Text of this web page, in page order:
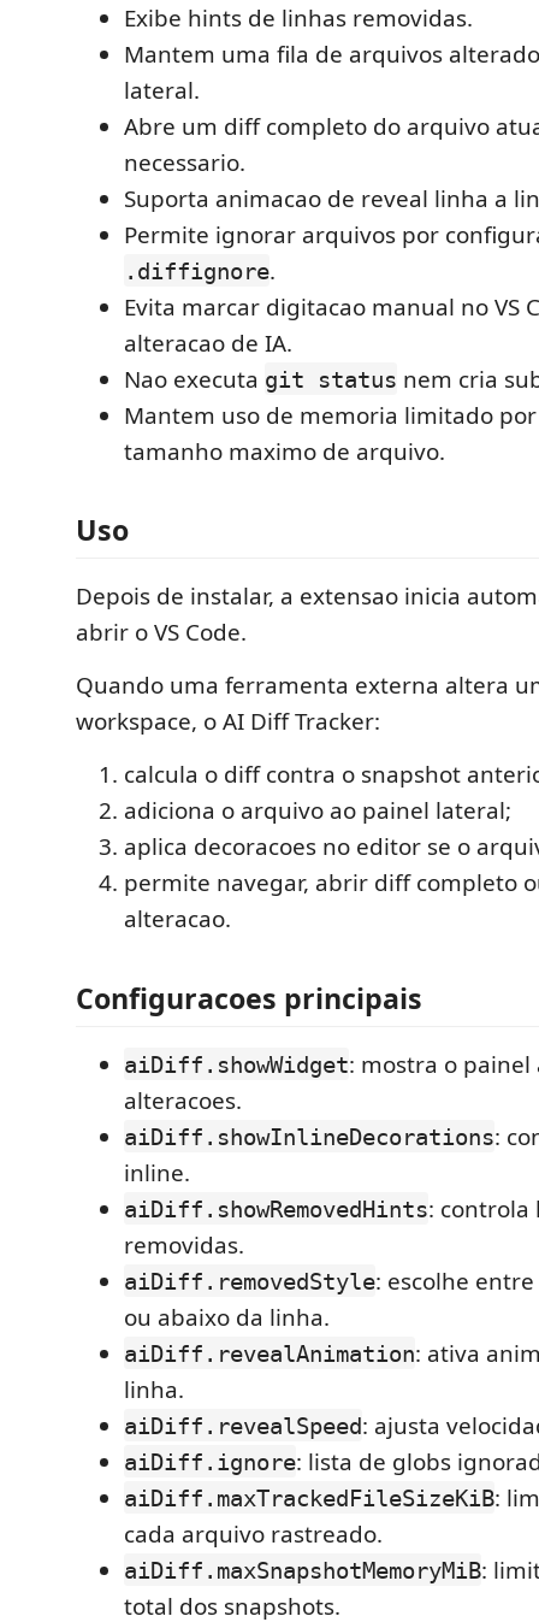
Exibe hints de linhas removidas.
Mantem uma fila de arquivos
lateral.
Abre um diff completo do arquivo
necessario.
Suporta animacao de reveal linha a
Permite ignorar arquivos por
.diffignore.
Evita marcar digitacao manual no VS
alteracao de IA.
Nao executa git status nem cria
Mantem uso de memoria limitado por
tamanho maximo de arquivo.
Uso
Depois de instalar, a extensao inicia
abrir o VS Code.
Quando uma ferramenta externa altera
workspace, o AI Diff Tracker:
calcula o diff contra o snapshot
adiciona o arquivo ao painel lateral;
aplica decoracoes no editor se o
permite navegar, abrir diff completo
alteracao.
Configuracoes principais
aiDiff.showWidget: mostra o
alteracoes.
aiDiff.showInlineDecorations:
inline.
aiDiff.showRemovedHints: controla
removidas.
aiDiff.removedStyle: escolhe
ou abaixo da linha.
aiDiff.revealAnimation: ativa
linha.
aiDiff.revealSpeed: ajusta
aiDiff.ignore: lista de globs
aiDiff.maxTrackedFileSizeKiB:
cada arquivo rastreado.
aiDiff.maxSnapshotMemoryMiB:
total dos snapshots.